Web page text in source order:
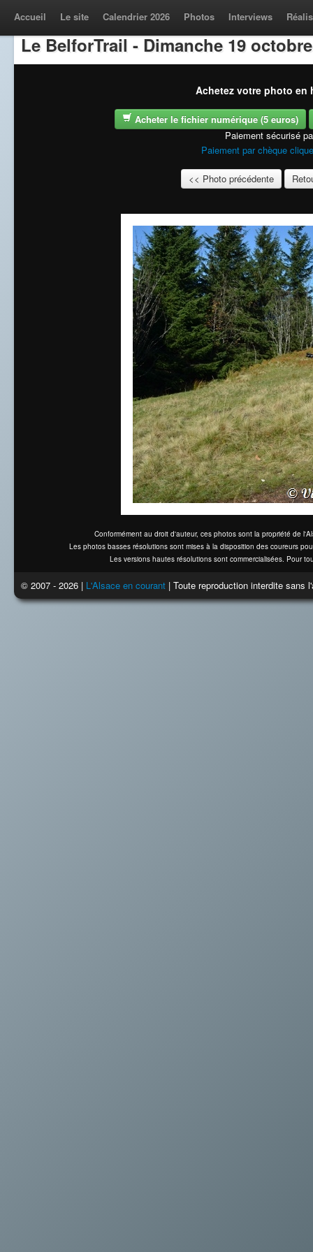
Accueil Le site Calendrier 2026 Photos Interviews
Le BelforTrail - Dimanche 19
Achetez votre photo en
Acheter le fichier numérique (5 euros)
Paiement sécurisé
Paiement par chèque
<< Photo précédente
Conformément au droit d'auteur, ces photos sont la propriété de
Les photos basses résolutions sont mises à la disposition des coureurs
Les versions hautes résolutions sont commercialisées. Pour
© 2007 - 2026 | L'Alsace en courant | Toute reproduction interdite sans